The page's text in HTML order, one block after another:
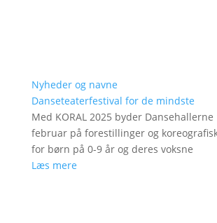
Nyheder og navne
Danseteaterfestival for de mindste
Med KORAL 2025 byder Dansehallerne
februar på forestillinger og
for børn på 0-9 år og deres voksne
Læs mere